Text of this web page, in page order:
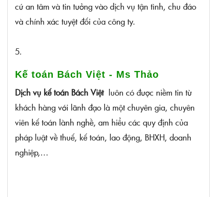
cứ an tâm và tin tưởng vào dịch vụ tận tình, chu đáo
và chính xác tuyệt đối của công ty.
5.
Kế toán Bách Việt - Ms Thảo
Dịch vụ kế toán Bách Việtluôn có được niềm tin từ
khách hàng với lãnh đạo là một chuyên gia, chuyên
viên kế toán lành nghề, am hiểu các quy định của
pháp luật về thuế, kế toán, lao động, BHXH, doanh
nghiệp,…